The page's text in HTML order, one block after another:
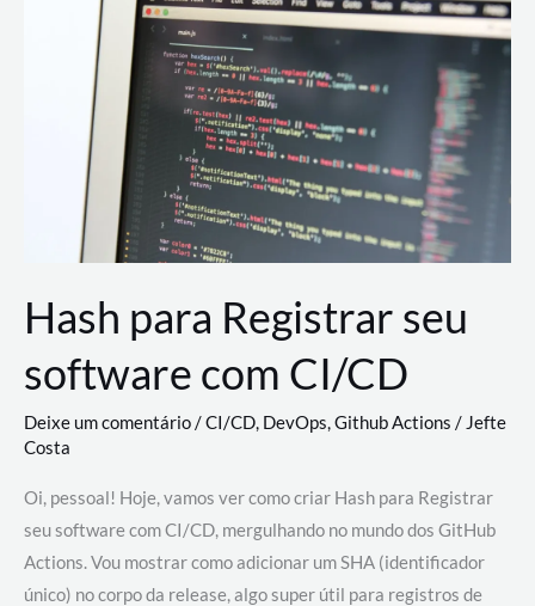
revolucionando
desenvolvimento
Hash para Registrar seu
software com CI/CD
Deixe um comentário/CI/CD, DevOps,Github Actions /Jefte
Costa
Oi, pessoal! Hoje, vamos ver como criar Hash para Registrar
seu software com CI/CD, mergulhando no mundo dos GitHub
Actions. Vou mostrar como adicionar um SHA (identificador
único) no corpo da release, algo super útil para registros de